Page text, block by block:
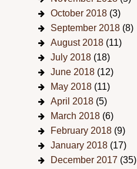
October 2018 (3)
September 2018 (8)
August 2018 (11)
July 2018 (18)
June 2018 (12)
May 2018 (11)
April 2018 (5)
March 2018 (6)
February 2018 (9)
January 2018 (17)
December 2017 (35)